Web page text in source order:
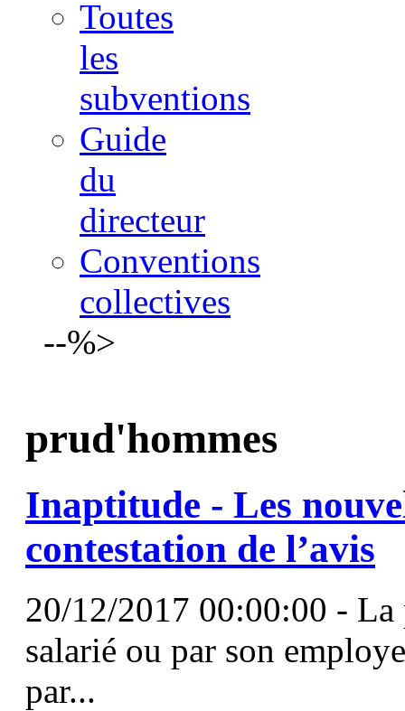
Toutes
les
subventions
Guide
du
directeur
Conventions
collectives
--%>
prud'hommes
Inaptitude - Les
contestation de l’avis
20/12/2017 00:00:00 - La
salarié ou par son
par...